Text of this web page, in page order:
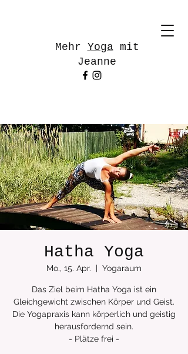
Mehr Yogamit
Jeanne
Hatha Yoga
Mo., 15. Apr.
  |
Yogaraum
Das Ziel beim Hatha Yoga ist ein
Gleichgewicht zwischen Körper und Geist.
Die Yogapraxis kann körperlich und geistig
herausfordernd sein.